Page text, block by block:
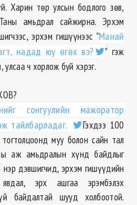
Харин төр улсын бодлого зөв,
амьдрал сайжирна. Эрхэм
эрхэм гишүүнээс "Манай
надад юу өгөх вэ?
" гэж
улсаа ч хорлож буй хэрэг.
сонгуулийн мажоратор
тайлбарладаг.
Гэхдээ 100
муу болон сайн тал
аж амьдралын хүнд байдлыг
дэвшигчид, эрхэм гишүүдийн
эрх ашгаа эрэмбэлэх
байдалтай шууд холбоотой.